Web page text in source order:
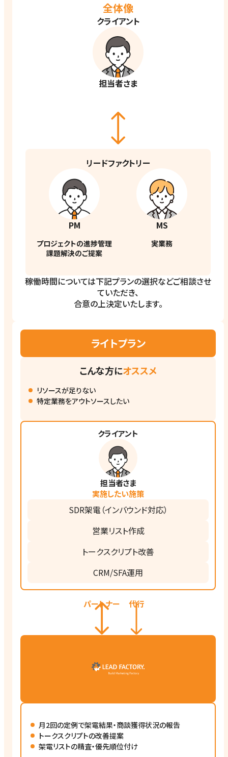
全体像
クライアント
担当者さま
リードファクトリー
PM
プロジェクトの進捗管理
課題解決のご提案
MS
実業務
稼働時間については下記プランの選択などご相談させ
ていただき、
合意の上決定いたします。
ライトプラン
こんな方にオススメ
リソースが足りない
特定業務をアウトソースしたい
クライアント
担当者さま
実施したい施策
SDR架電（インバウンド対応）
営業リスト作成
トークスクリプト改善
CRM/SFA運用
パートナー 代行
月2回の定例で架電結果・商談獲得状況の報告
トークスクリプトの改善提案
架電リストの精査・優先順位付け